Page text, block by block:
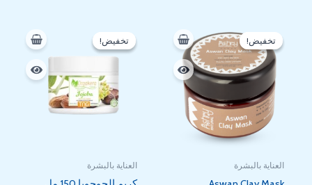
تخفيض!
تخفيض!
العناية بالبشرة
الأصلي
هو:
245 EGP.
الحالي
هو:
202 EGP.
تخفيض!
تخفيض!
العناية بالبشرة
الأصلي
هو:
153 EGP.